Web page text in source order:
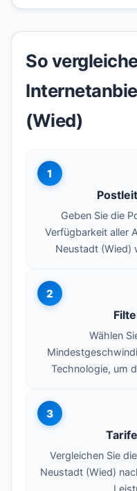
So
(Wied)
1
Geben Sie die
Verfügbarkeit aller
Neustadt (Wied)
2
Wählen
Technologie, um
3
Vergleichen Sie
Neustadt (Wied)